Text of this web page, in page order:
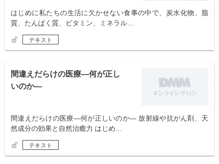
はじめに私たちの生活に欠かせない食事の中で、炭水化物、脂
質、たんぱく質、ビタミン、ミネラル…
テキスト
間違えだらけの医療―何が正し
いのか―
間違えだらけの医療―何が正しいのか― 放射線や抗がん剤、天
然成分の効果と自然治癒力 はじめ…
テキスト